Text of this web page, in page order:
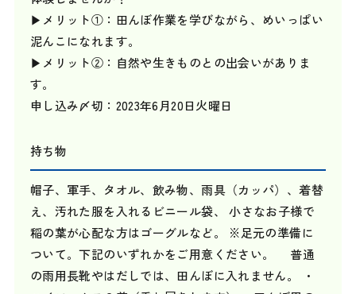
▶メリット①：田んぼ作業を学びながら、めいっぱい
泥んこになれます。
▶メリット②：自然や生きものとの出会いがありま
す。
申し込み〆切：2023年6月20日火曜日
持ち物
帽子、軍手、タオル、飲み物、雨具（カッパ）、着替
え、汚れた服を入れるビニール袋、 小さなお子様で
稲の葉が心配な方はゴーグルなど。 ※足元の準備に
ついて。下記のいずれかをご用意ください。 普通
の雨用長靴やはだしでは、田んぼに入れません。 ・